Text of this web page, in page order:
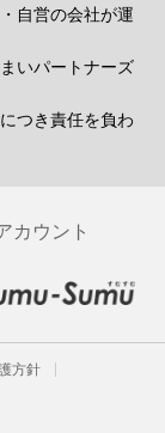
自営の会社が運
いパートナーズ
つき責任を負わ
カウント
方針